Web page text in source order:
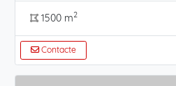
1500 m2
Contacte